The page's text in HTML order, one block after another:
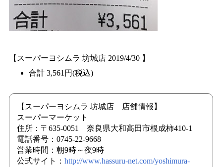
【スーパーヨシムラ 坊城店 2019/4/30 】
合計 3,561円(税込)
【スーパーヨシムラ 坊城店 店舗情報】
スーパーマーケット
住所：〒635-0051 奈良県大和高田市根成柿410-1
電話番号：0745-22-9668
営業時間：朝9時～夜9時
公式サイト： http://www.hassuru-net.com/yoshimura-